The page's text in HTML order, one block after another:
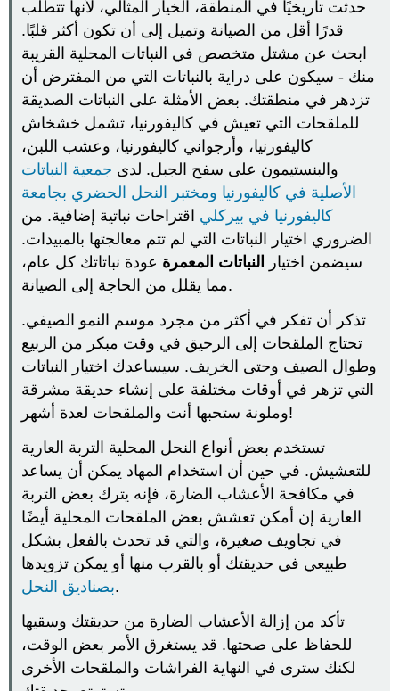
حدثت تاريخيًا في المنطقة، الخيار المثالي، لأنها تتطلب
قدرًا أقل من الصيانة وتميل إلى أن تكون أكثر قلبًا.
ابحث عن مشتل متخصص في النباتات المحلية القريبة
منك - سيكون على دراية بالنباتات التي من المفترض أن
تزدهر في منطقتك. بعض الأمثلة على النباتات الصديقة
للملقحات التي تعيش في كاليفورنيا، تشمل خشخاش
كاليفورنيا، وأرجواني كاليفورنيا، وعشب اللبن،
والبنستيمون على سفح الجبل. لدى جمعية النباتات
الأصلية في كاليفورنيا ومختبر النحل الحضري بجامعة
كاليفورنيا في بيركلي اقتراحات نباتية إضافية. من
الضروري اختيار النباتات التي لم تتم معالجتها بالمبيدات.
سيضمن اختيار
النباتات المعمرة عودة نباتاتك كل عام،
مما يقلل من الحاجة إلى الصيانة.
تذكر أن تفكر في أكثر من مجرد موسم النمو الصيفي.
تحتاج الملقحات إلى الرحيق في وقت مبكر من الربيع
وطوال الصيف وحتى الخريف. سيساعدك اختيار النباتات
التي تزهر في أوقات مختلفة على إنشاء حديقة مشرقة
وملونة ستحبها أنت والملقحات لعدة أشهر!
تستخدم بعض أنواع النحل المحلية التربة العارية
للتعشيش. في حين أن استخدام المهاد يمكن أن يساعد
في مكافحة الأعشاب الضارة، فإنه يترك بعض التربة
العارية إن أمكن تعشش بعض الملقحات المحلية أيضًا
في تجاويف صغيرة، والتي قد تحدث بالفعل بشكل
طبيعي في حديقتك أو بالقرب منها أو يمكن تزويدها
بصناديق النحل.
تأكد من إزالة الأعشاب الضارة من حديقتك وسقيها
للحفاظ على صحتها. قد يستغرق الأمر بعض الوقت،
لكنك سترى في النهاية الفراشات والملقحات الأخرى